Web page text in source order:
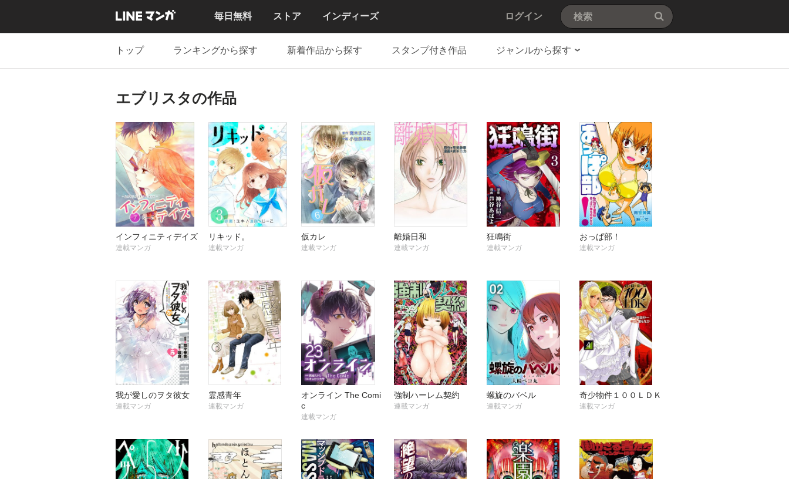
毎日無料 ストア インディーズ ログイン
トップ ランキングから探す 新着作品から探す スタンプ付き作品 ジャンルから探す
エブリスタの作品
インフィニティデイズ
連載マンガ
リキッド。
連載マンガ
仮カレ
連載マンガ
離婚日和
連載マンガ
狂鳴街
連載マンガ
おっぱ部！
連載マンガ
我が愛しのヲタ彼女
連載マンガ
霊感青年
連載マンガ
オンライン The Comi
c
連載マンガ
強制ハーレム契約
連載マンガ
螺旋のバベル
連載マンガ
奇少物件１００ＬＤＫ
連載マンガ